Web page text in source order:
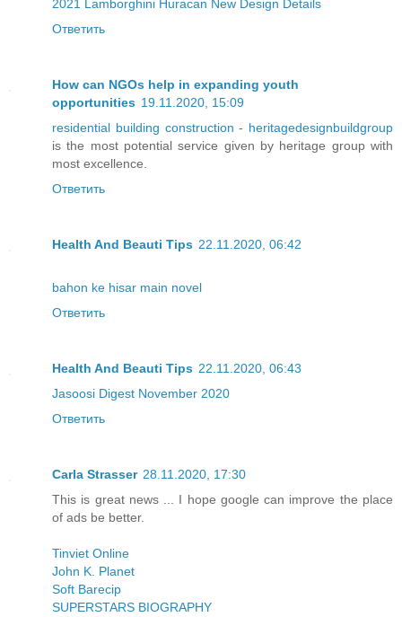
2021 Lamborghini Huracan New Design Details
Ответить
How can NGOs help in expanding youth
opportunities 19.11.2020, 15:09
residential building construction - heritagedesignbuildgroup
is the most potential service given by heritage group with
most excellence.
Ответить
Health And Beauti Tips 22.11.2020, 06:42
bahon ke hisar main novel
Ответить
Health And Beauti Tips 22.11.2020, 06:43
Jasoosi Digest November 2020
Ответить
Carla Strasser 28.11.2020, 17:30
This is great news ... I hope google can improve the place
of ads be better.
Tinviet Online
John K. Planet
Soft Barecip
SUPERSTARS BIOGRAPHY